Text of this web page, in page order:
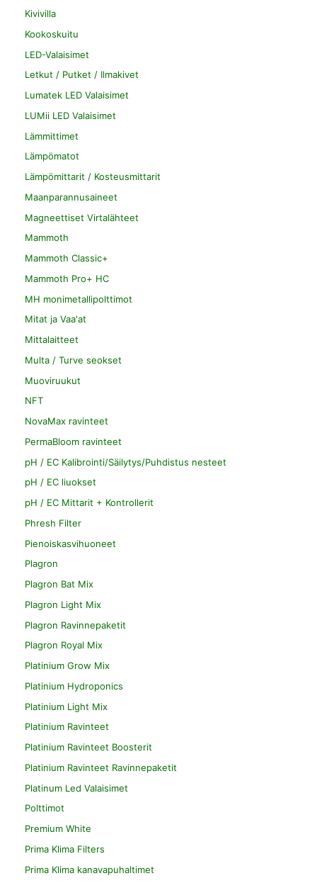
Kivivilla
Kookoskuitu
LED-Valaisimet
Letkut / Putket / Ilmakivet
Lumatek LED Valaisimet
LUMii LED Valaisimet
Lämmittimet
Lämpömatot
Lämpömittarit / Kosteusmittarit
Maanparannusaineet
Magneettiset Virtalähteet
Mammoth
Mammoth Classic+
Mammoth Pro+ HC
MH monimetallipolttimot
Mitat ja Vaa'at
Mittalaitteet
Multa / Turve seokset
Muoviruukut
NFT
NovaMax ravinteet
PermaBloom ravinteet
pH / EC Kalibrointi/Säilytys/Puhdistus nesteet
pH / EC liuokset
pH / EC Mittarit + Kontrollerit
Phresh Filter
Pienoiskasvihuoneet
Plagron
Plagron Bat Mix
Plagron Light Mix
Plagron Ravinnepaketit
Plagron Royal Mix
Platinium Grow Mix
Platinium Hydroponics
Platinium Light Mix
Platinium Ravinteet
Platinium Ravinteet Boosterit
Platinium Ravinteet Ravinnepaketit
Platinum Led Valaisimet
Polttimot
Premium White
Prima Klima Filters
Prima Klima kanavapuhaltimet